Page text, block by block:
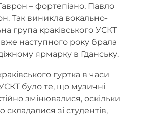
– фортепіано, Павло
Так виникла вокально-
група краківського УСКТ
вже наступного року брала
ярмарку в Гданську.
гуртка в часи
було те, що музичні
змінювалися, оскільки
зі студентів,